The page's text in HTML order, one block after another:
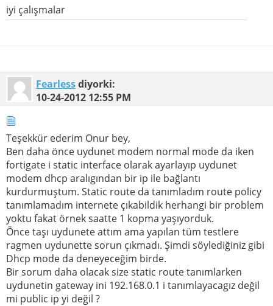
iyi çalışmalar
Fearlessdiyorki:
10-24-2012 12:55 PM
Teşekkür ederim Onur bey,
Ben daha önce uydunet modem normal mode da iken
fortigate i static interface olarak ayarlayıp uydunet
modem dhcp aralıgından bir ip ile bağlantı
kurdurmuştum. Static route da tanımladım route policy
tanımlamadım internete çıkabildik herhangi bir problem
yoktu fakat örnek saatte 1 kopma yaşıyorduk.
Önce taşı uydunete attım ama yapılan tüm testlere
ragmen uydunette sorun çıkmadı. Şimdi söylediğiniz gibi
Dhcp mode da deneyeceğim birde.
Bir sorum daha olacak size static route tanımlarken
uydunetin gateway ini 192.168.0.1 i tanımlayacagız değil
mi public ip yi değil ?